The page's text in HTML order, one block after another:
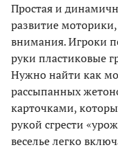
Простая и
развитие
внимания. Игроки
руки пластиковые
Нужно найти как
рассыпанных
карточками,
рукой сгрести
веселье легко